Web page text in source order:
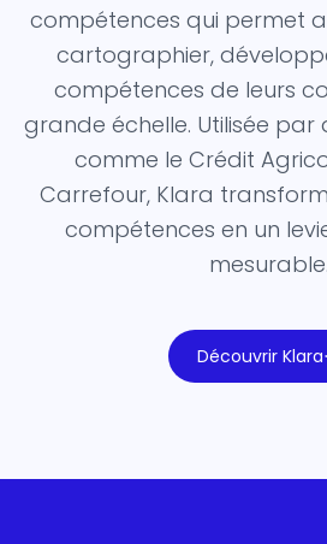
compétences qui permet
cartographier,
compétences de leurs
grande échelle. Utilisée par
comme le Crédit
Carrefour, Klara
compétences en un
mesurable.
Découvrir Klara